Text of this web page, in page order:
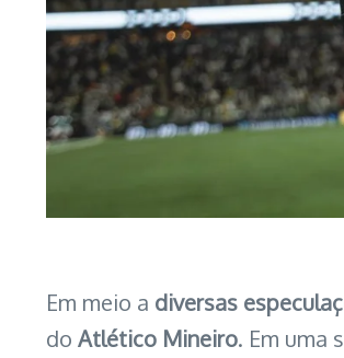
Em meio a diversas
do Atlético Mineiro. Em uma